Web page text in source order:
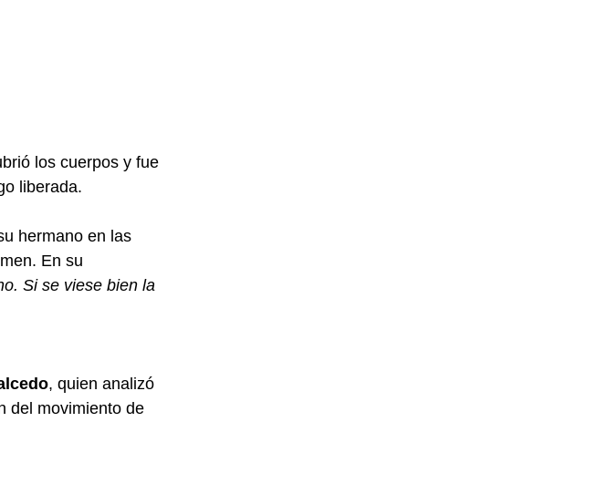
los cuerpos y fue
liberada.
hermano en las
En su
Si se viese bien la
, quien analizó
del movimiento de